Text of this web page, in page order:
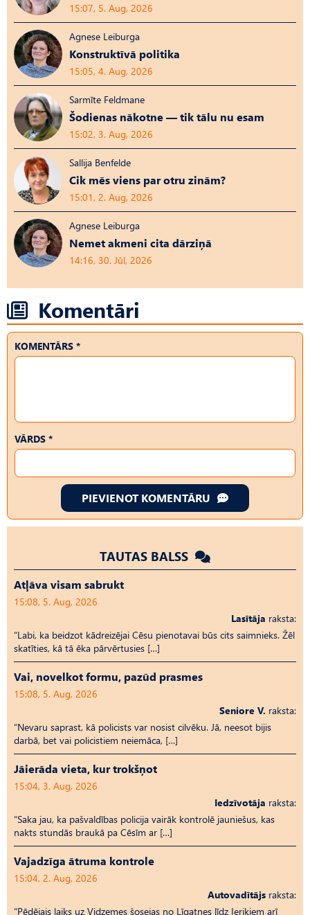
15:07, 5. Aug, 2026
Agnese Leiburga
Konstruktīvā politika
15:05, 4. Aug, 2026
Sarmīte Feldmane
Šodienas nākotne — tik tālu nu esam
15:02, 3. Aug, 2026
Sallija Benfelde
Cik mēs viens par otru zinām?
15:01, 2. Aug, 2026
Agnese Leiburga
Nemet akmeni cita dārziņā
14:16, 30. Jūl, 2026
Komentāri
KOMENTĀRS *
VĀRDS *
PIEVIENOT KOMENTĀRU
TAUTAS BALSS
Atļāva visam sabrukt
15:08, 5. Aug, 2026
Lasītāja raksta:
“Labi, ka beidzot kādreizējai Cēsu pienotavai būs cits saimnieks. Žēl
skatīties, kā tā ēka pārvērtusies […]
Vai, novelkot formu, pazūd prasmes
15:08, 5. Aug, 2026
Seniore V. raksta:
“Nevaru saprast, kā policists var nosist cilvēku. Jā, neesot bijis
darbā, bet vai policistiem neiemāca, […]
Jāierāda vieta, kur trokšņot
15:04, 3. Aug, 2026
Iedzīvotāja raksta:
“Saka jau, ka pašvaldības policija vairāk kontrolē jauniešus, kas
nakts stundās braukā pa Cēsīm ar […]
Vajadzīga ātruma kontrole
15:04, 2. Aug, 2026
Autovadītājs raksta:
“Pēdējais laiks uz Vid­ze­mes šosejas no Līgatnes līdz Ieriķiem arī